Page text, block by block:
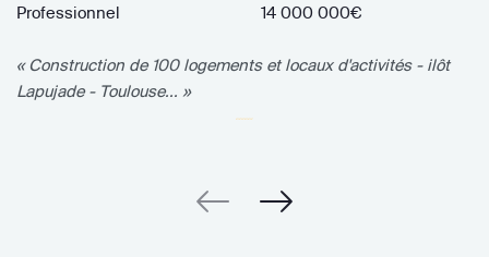
Professionnel
14 000 000€
« Construction de 100 logements et locaux d'activités - ilôt
Lapujade - Toulouse... »